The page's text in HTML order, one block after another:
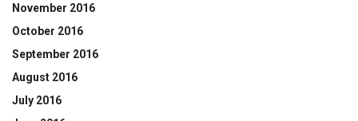
November 2016
October 2016
September 2016
August 2016
July 2016